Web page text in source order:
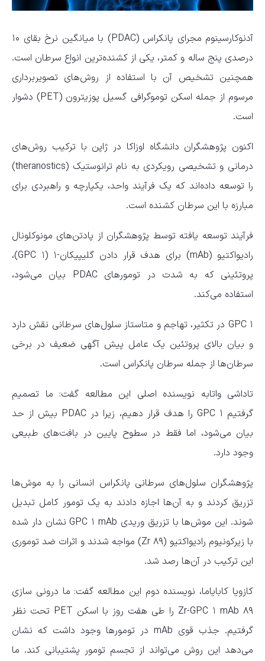
آدنوکارسینوم مجرای پانکراس (PDAC) با میانگین نرخ بقای ۱۰
درصدی پنج ساله و کمتر، یکی از کشنده‌ترین انواع سرطان است.
همچنین تشخیص آن با استفاده از روش‌های تصویربرداری
مرسوم از جمله اسکن توموگرافی گسیل پوزیترون (PET) دشوار
است.
اکنون پژوهشگران دانشگاه اوزاکا در ژاپن با ترکیب روش‌های
درمانی و تشخیصی رویکردی به نام ترانوستیک (theranostics)
را توسعه داده‌اند که یک فرآیند واحد، یکپارچه و راهبردی برای
مبارزه با این سرطان کشنده است.
فرآیند توسعه یافته توسط پژوهشگران از پادتن‌های مونوکلونال
رادیواکتیو (mAb) برای هدف قرار دادن گلیپیکان-۱ (GPC ۱)،
پروتئینی که به شدت در تومور‌های PDAC بیان می‌شود،
استفاده می‌کند.
GPC ۱ در تکثیر، تهاجم و متاستاز سلول‌های سرطانی نقش دارد
و بیان بالای پروتئین یک عامل پیش آگهی ضعیف در برخی
سرطان‌ها از جمله سرطان پانکراس است.
تاداشی واتابه نویسنده اصلی این مطالعه گفت: ما تصمیم
گرفتیم GPC ۱ را هدف قرار دهیم، زیرا در PDAC بیش از حد
بیان می‌شود، اما فقط در سطوح پایین در بافت‌های طبیعی
وجود دارد.
پژوهشگران سلول‌های سرطانی پانکراس انسانی را به موش‌ها
تزریق کردند و به آن‌ها اجازه دادند به یک تومور کامل تبدیل
شوند. این موش‌ها با تزریق وریدی GPC ۱ mAb نشان دار شده
با زیرکونیوم رادیواکتیو (Zr ۸۹) مواجه شدند و اثرات ضد توموری
این ترکیب در آن‌ها رصد شد.
کازویا کابایاما، نویسنده دوم این مطالعه گفت: ما درونی سازی
۸۹ Zr-GPC ۱ mAb را طی هفت روز با اسکن PET تحت نظر
گرفتیم. جذب قوی mAb در تومور‌ها وجود داشت که نشان
می‌دهد این روش می‌تواند از تجسم تومور پشتیبانی کند. ما